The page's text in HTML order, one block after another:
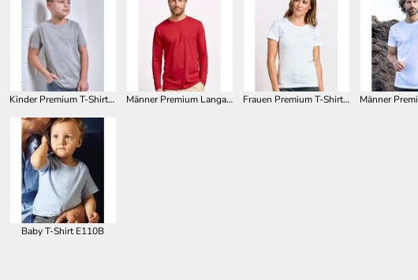
Kinder Premium T-Shirt E399 Männer Premium Langarm-Shirt E4099 Frauen Premium T-Shirt E3005
Baby T-Shirt E110B